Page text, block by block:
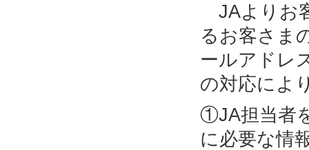
JAよりお
るお客さま
ールアドレ
の対応によ
①JA担当者
に必要な情